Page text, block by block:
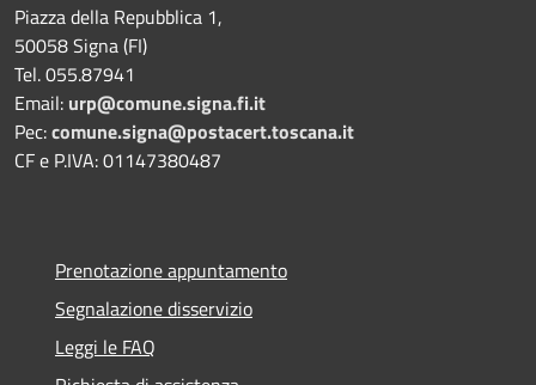
Piazza della Repubblica 1,
50058 Signa (FI)
Tel. 055.87941
Email: urp@comune.signa.fi.it
Pec:comune.signa@postacert.toscana.it
CF e P.IVA: 01147380487
Prenotazione appuntamento
Segnalazione disservizio
Leggi le FAQ